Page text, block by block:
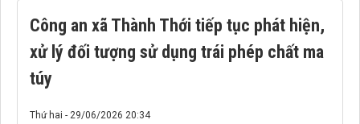
Công an xã Thành Thới tiếp tục phát hiện,
xử lý đối tượng sử dụng trái phép chất ma
túy
Thứ hai - 29/06/2026 20:34